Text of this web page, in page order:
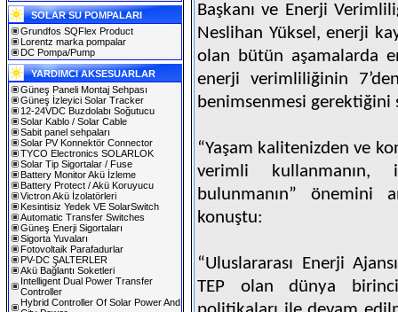
SOLAR SU POMPALARI
Grundfos SQFlex Product
Lorentz marka pompalar
DC Pompa/Pump
YARDIMCI AKSESUARLAR
Güneş Paneli Montaj Sehpası
Güneş İzleyici Solar Tracker
12-24VDC Buzdolabı Soğutucu
Solar Kablo / Solar Cable
Sabit panel sehpaları
Solar PV Konnektör Connector
TYCO Electronics SOLARLOK
Solar Tip Sigortalar / Fuse
Battery Monitor Akü İzleme
Battery Protect / Akü Koruyucu
Victron Akü İzolatörleri
Kesintisiz Yedek VE SolarSwitch
Automatic Transfer Switches
Güneş Enerji Sigortaları
Sigorta Yuvaları
Fotovoltaik Parafadurlar
PV-DC ŞALTERLER
Akü Bağlantı Soketleri
Intelligent Dual Power Transfer
Controller
Hybrid Controller Of Solar Power And
Başkanı ve Enerji
Neslihan Yüksel, enerji
olan bütün aşamalarda
enerji verimliliğinin
benimsenmesi gerektiğini
“Yaşam kalitenizden ve
verimli
bulunmanın” önemini
konuştu:
“Uluslararası Enerji
TEP olan dünya